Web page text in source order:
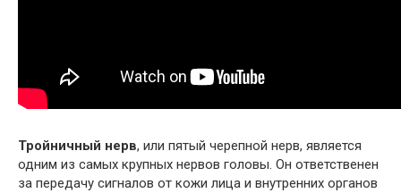
Тройничный нерв, или пятый черепной нерв, является
одним из самых крупных нервов головы. Он ответственен
за передачу сигналов от кожи лица и внутренних органов